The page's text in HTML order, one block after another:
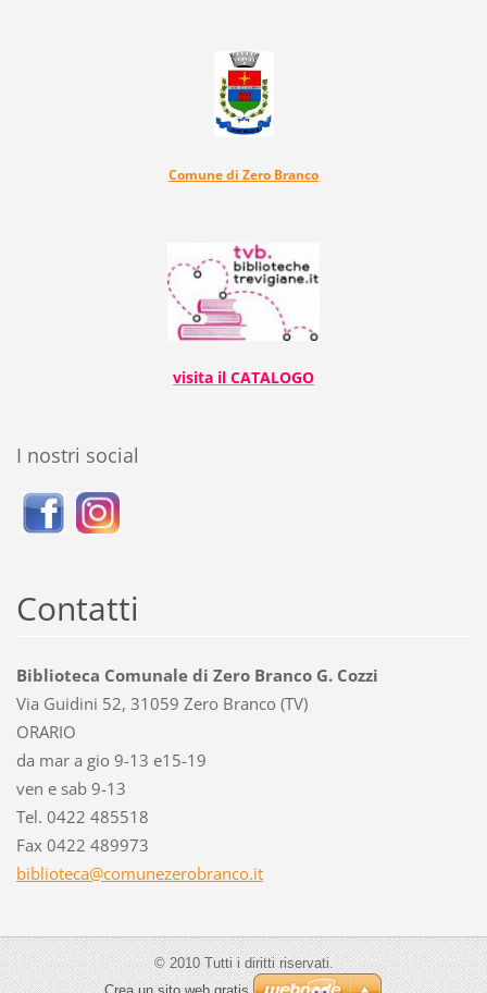
Comune di Zero Branco
visita il CATALOGO
I nostri social
Contatti
Biblioteca Comunale di Zero Branco G. Cozzi
Via Guidini 52, 31059 Zero Branco (TV)
ORARIO
da mar a gio 9-13 e15-19
ven e sab 9-13
Tel. 0422 485518
Fax 0422 489973
biblioteca@comunezerobranco.it
© 2010 Tutti i diritti riservati.